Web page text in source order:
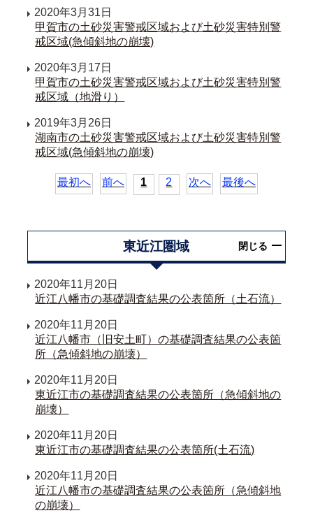
2020年3月31日
甲賀市の土砂災害警戒区域および土砂災害特別警
戒区域(急傾斜地の崩壊)
2020年3月17日
甲賀市の土砂災害警戒区域および土砂災害特別警
戒区域（地滑り）
2019年3月26日
湖南市の土砂災害警戒区域および土砂災害特別警
戒区域(急傾斜地の崩壊)
最初へ 前へ 1 2 次へ 最後へ
東近江圏域 閉じる
2020年11月20日
近江八幡市の基礎調査結果の公表箇所（土石流）
2020年11月20日
近江八幡市（旧安土町）の基礎調査結果の公表箇
所（急傾斜地の崩壊）
2020年11月20日
東近江市の基礎調査結果の公表箇所（急傾斜地の
崩壊）
2020年11月20日
東近江市の基礎調査結果の公表箇所(土石流)
2020年11月20日
近江八幡市の基礎調査結果の公表箇所（急傾斜地
の崩壊）